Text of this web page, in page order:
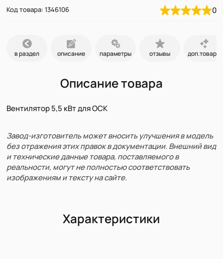
Код товара: 1346106 0
в раздел описание параметры отзывы доп.товары
Описание товара
Вентилятор 5,5 кВт для ОСК
Завод-изготовитель может вносить улучшения в модель
без отражения этих правок в документации. Внешний вид
и технические данные товара, поставляемого в
реальности, могут не полностью соответствовать
изображениям и тексту на сайте.
Характеристики